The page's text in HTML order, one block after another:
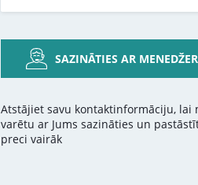
SAZINĀTIES AR
Atstājiet savu kontaktinformāciju, lai
varētu ar Jums sazināties un
preci vairāk